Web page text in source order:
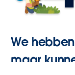
We
maar